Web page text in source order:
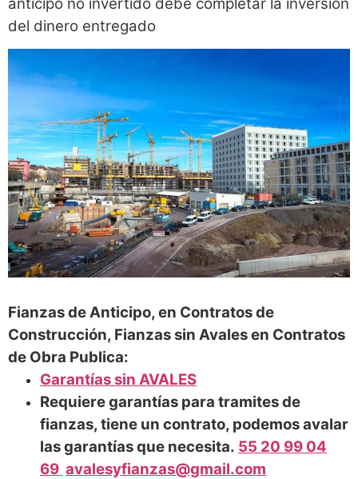
del dinero entregado
Fianzas de Anticipo, en Contratos de
Construcción, Fianzas sin Avales en Contratos
de Obra Publica:
Garantías sin AVALES
Requiere garantías para tramites de
fianzas, tiene un contrato, podemos avalar
las garantías que necesita. 55 20 99 04
69 avalesyfianzas@gmail.com